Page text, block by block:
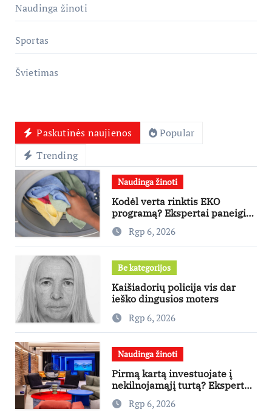
Naudinga žinoti
Sportas
Švietimas
Paskutinės naujienos
Popular
Trending
Naudinga žinoti
Kodėl verta rinktis EKO
programą? Ekspertai paneigia
dažniausius mitus
Rgp 6, 2026
Be kategorijos
Kaišiadorių policija vis dar
ieško dingusios moters
Rgp 6, 2026
Naudinga žinoti
Pirmą kartą investuojate į
nekilnojamąjį turtą? Ekspertas
pataria, kaip pasirinkti būstą,
kuris generuos grąžą
Rgp 6, 2026